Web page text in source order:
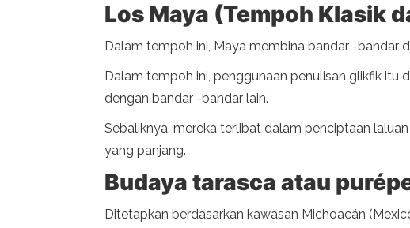
Los Maya (Tempoh Klasik
Dalam tempoh ini, Maya membina bandar -bandar
Dalam tempoh ini, penggunaan penulisan glikfik itu
dengan bandar -bandar lain.
Sebaliknya, mereka terlibat dalam penciptaan
yang panjang.
Budaya tarasca atau
Ditetapkan berdasarkan kawasan Michoacán